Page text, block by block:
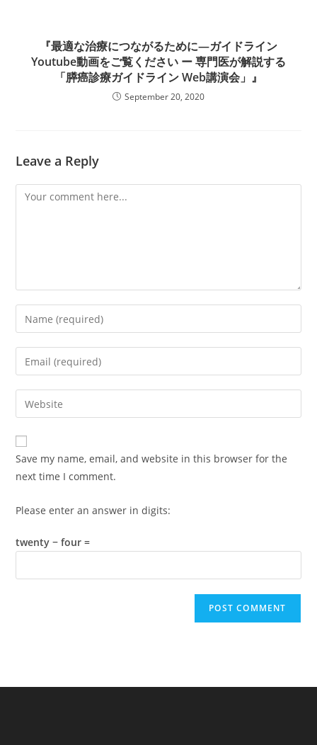
『最適な治療につながるために―ガイドライン
Youtube動画をご覧ください ー 専門医が解説する
「膵癌診療ガイドライン Web講演会」』
September 20, 2020
Leave a Reply
Comment
Enter
your
name
comment
Enter
your
email
address
comment
Enter
your
website
URL
(optional)
Save my name, email, and website in this browser for the
next time I comment.
Please enter an answer in digits:
twenty − four =